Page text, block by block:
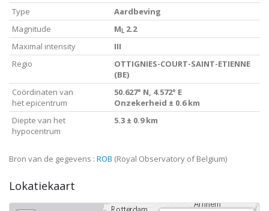
Type
Aardbeving
Magnitude
M L 2.2
Maximal intensity
III
Regio
OTTIGNIES-COURT-SAINT-ETIENNE
(BE)
Coördinaten van
het epicentrum
50.627° N, 4.572° E
Onzekerheid ± 0.6 km
Diepte van het
hypocentrum
5.3 ± 0.9 km
Bron van de gegevens : ROB (Royal Observatory of Belgium)
Lokatiekaart